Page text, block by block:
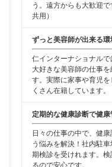
う。遠方からも大歓迎
共用）
ずっと美容師が出来る
仁インターナショナル
大好きな美容師の仕事
す。実際に家事や育児
くさん在籍しています。
定期的な健康診断で健康
日々の仕事の中で、健
う悩みを解決！社内駐
期検診を受けれます。